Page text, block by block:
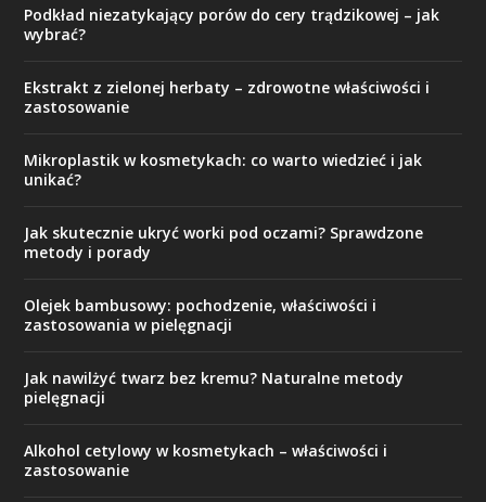
Podkład niezatykający porów do cery trądzikowej – jak
wybrać?
Ekstrakt z zielonej herbaty – zdrowotne właściwości i
zastosowanie
Mikroplastik w kosmetykach: co warto wiedzieć i jak
unikać?
Jak skutecznie ukryć worki pod oczami? Sprawdzone
metody i porady
Olejek bambusowy: pochodzenie, właściwości i
zastosowania w pielęgnacji
Jak nawilżyć twarz bez kremu? Naturalne metody
pielęgnacji
Alkohol cetylowy w kosmetykach – właściwości i
zastosowanie